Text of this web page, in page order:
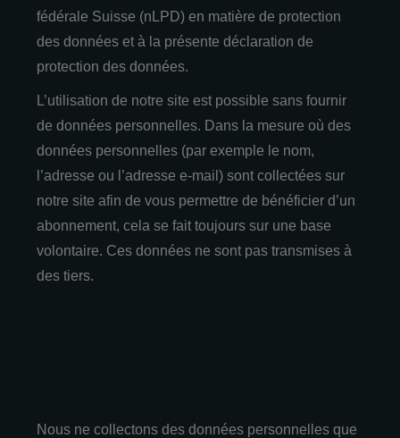
fédérale Suisse (nLPD) en matière de protection
des données et à la présente déclaration de
protection des données.
L’utilisation de notre site est possible sans fournir
de données personnelles. Dans la mesure où des
données personnelles (par exemple le nom,
l’adresse ou l’adresse e-mail) sont collectées sur
notre site afin de vous permettre de bénéficier d’un
abonnement, cela se fait toujours sur une base
volontaire. Ces données ne sont pas transmises à
des tiers.
Nous ne collectons des données personnelles que